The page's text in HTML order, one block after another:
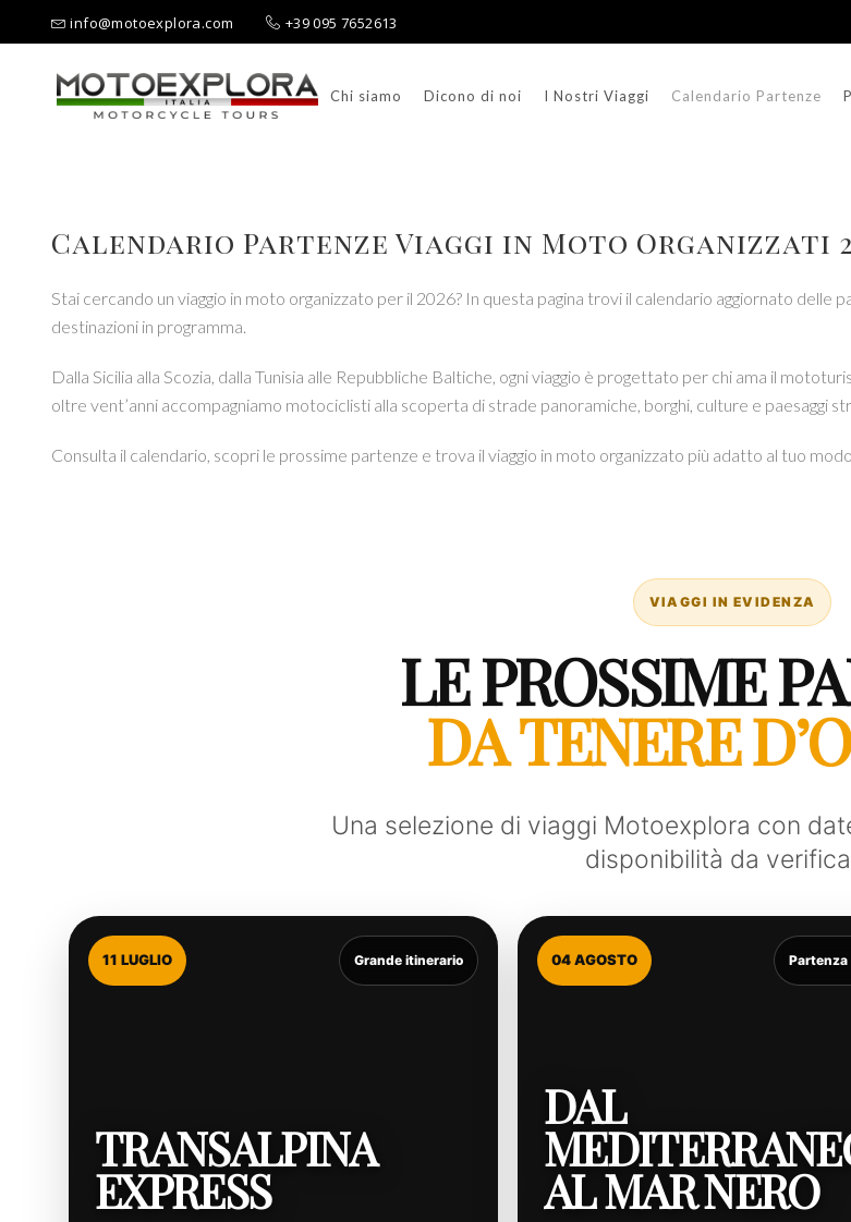
info@motoexplora.com +39 095 7652613
Chi siamo Dicono di noi I Nostri Viaggi Calendario Partenze
Calendario Partenze Viaggi in Moto Organizzati
Stai cercando un viaggio in moto organizzato per il 2026? In questa pagina trovi il calendario aggiornato
destinazioni in programma.
Dalla Sicilia alla Scozia, dalla Tunisia alle Repubbliche Baltiche, ogni viaggio è progettato per chi ama il
oltre vent’anni accompagniamo motociclisti alla scoperta di strade panoramiche, borghi, culture e paesaggi
Consulta il calendario, scopri le prossime partenze e trova il viaggio in moto organizzato più adatto al tuo
VIAGGI IN EVIDENZA
LE PROSSIME
DA TENERE
Una selezione di viaggi Motoexplora con
disponibilità da
11 LUGLIO Grande itinerario
TRANSALPINA
EXPRESS
04 AGOSTO
DAL
AL MAR NERO